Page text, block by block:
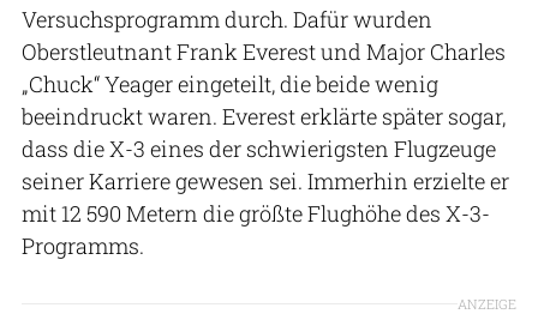
Versuchsprogramm durch. Dafür wurden
Oberstleutnant Frank Everest und Major Charles
„Chuck“ Yeager eingeteilt, die beide wenig
beeindruckt waren. Everest erklärte später sogar,
dass die X-3 eines der schwierigsten Flugzeuge
seiner Karriere gewesen sei. Immerhin erzielte er
mit 12 590 Metern die größte Flughöhe des X-3-
Programms.
ANZEIGE